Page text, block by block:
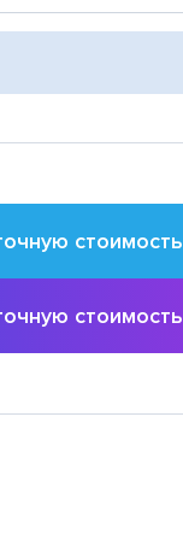
стоимость
стоимость